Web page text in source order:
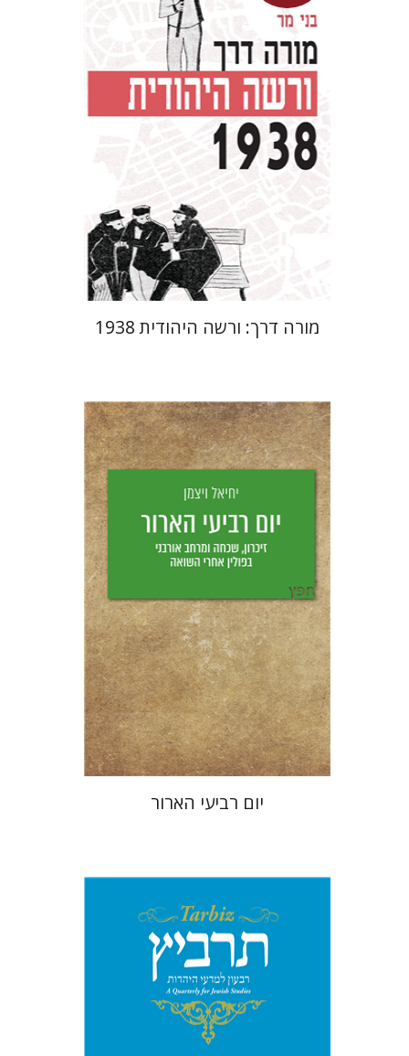
מחיר השקה
$42
$29
מורה דרך: ורשה היהודית 1938
יחיאל ויצמן
יפעת וייס
הנחת אתר ספר מודפס
$28
$25
יום רביעי הארור
יהונתן גארב מיכאל סיגל